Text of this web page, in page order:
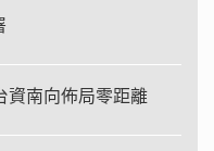
南向佈局零距離